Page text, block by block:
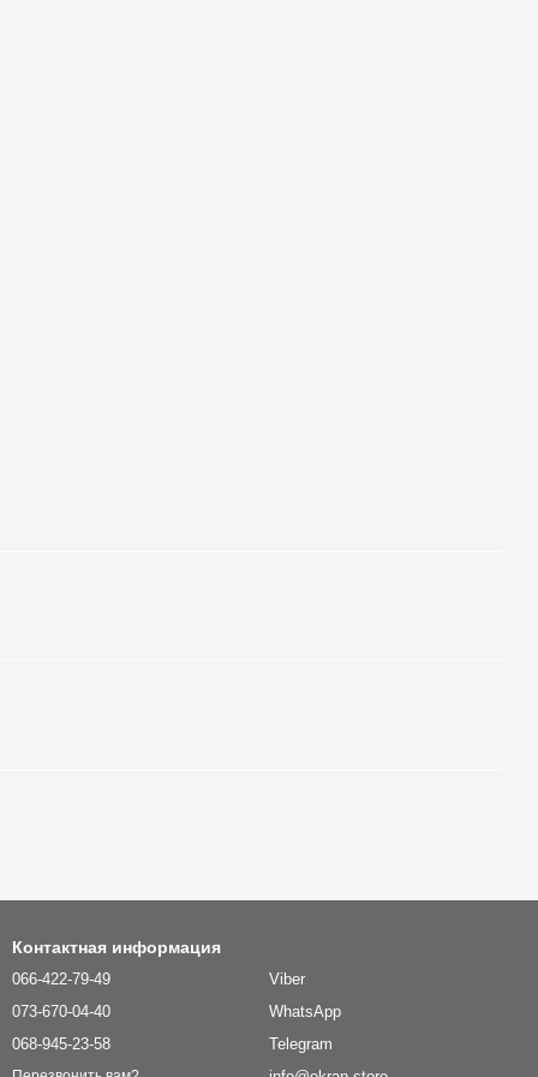
Контактная информация
066-422-79-49
073-670-04-40
068-945-23-58
Viber
WhatsApp
Telegram